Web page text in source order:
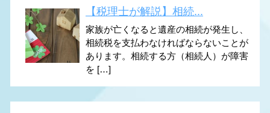
【税理士が解説】相続...
家族が亡くなると遺産の相続が発生し、
相続税を支払わなければならないことが
あります。相続する方（相続人）が障害
を […]